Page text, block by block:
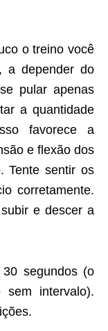
o treino você
a depender do
pular apenas
a quantidade
favorece a
e flexão dos
Tente sentir os
corretamente.
e descer a
segundos (o
sem intervalo).